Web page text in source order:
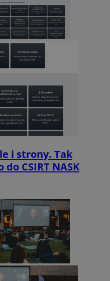
i strony. Tak
CSIRT NASK